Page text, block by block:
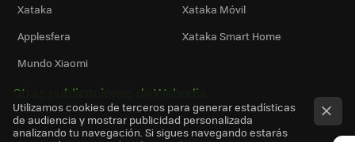
Xataka
Xataka Móvil
Applesfera
Xataka Smart Home
Mundo Xiaomi
Otras publicaciones de Webedia
Utilizamos cookies de terceros para generar estadísticas
de audiencia y mostrar publicidad personalizada
analizando tu navegación. Si sigues navegando estarás